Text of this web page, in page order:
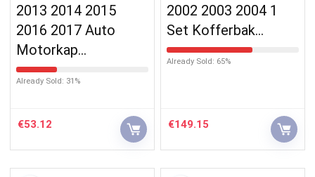
2013 2014 2015
2016 2017 Auto
Motorkap…
Already Sold: 31%
€53.12
2002 2003 2004 1
Set Kofferbak…
Already Sold: 65%
€149.15